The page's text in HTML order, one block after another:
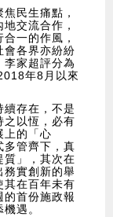
民生痛點，
交流合作，
一的作風，
會各界亦紛紛
李家超評分為
年8月以來
續存在，不是
之以恆，必有
上的「心
多管齊下，真
質」，其次在
務實創新的舉
其在百年未有
的首份施政報
遇。